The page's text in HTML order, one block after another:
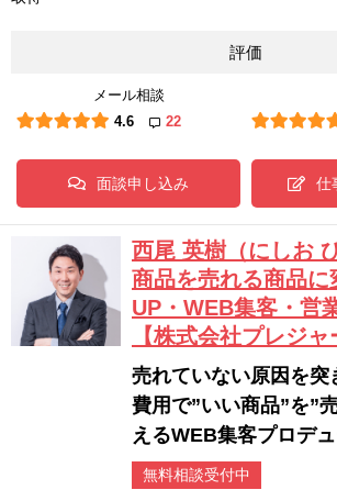
評価
メール相談
4.6
22
面談申し込み 仕
西尾 英樹（にしお
商品を売れる商品に
UP・WEB集客・営
【株式会社プレジャ
売れていない原因を突
費用で”いい商品”を”
えるWEB集客プロデ
無料相談受付中